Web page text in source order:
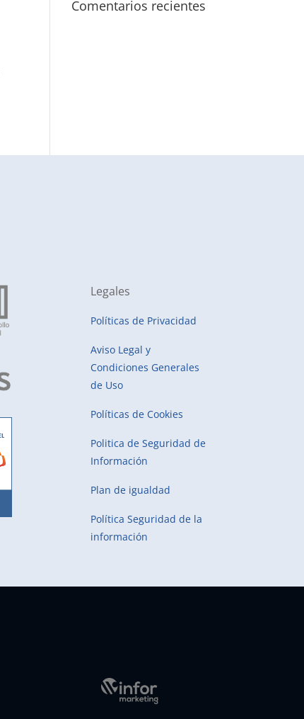
Comentarios recientes
Legales
Políticas de Privacidad
Aviso Legal y
Condiciones Generales
de Uso
Políticas de Cookies
Politica de Seguridad de
Información
Plan de igualdad
Política Seguridad de la
información